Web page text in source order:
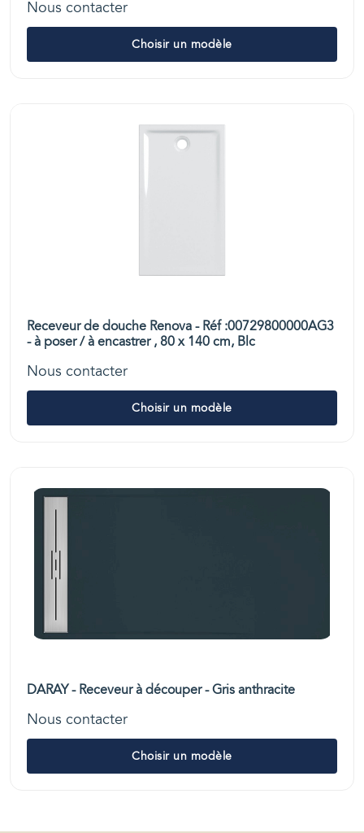
Nous contacter
Choisir un modèle
Receveur de douche Renova - Réf :00729800000AG3
- à poser / à encastrer , 80 x 140 cm, Blc
Nous contacter
Choisir un modèle
DARAY - Receveur à découper - Gris anthracite
Nous contacter
Choisir un modèle